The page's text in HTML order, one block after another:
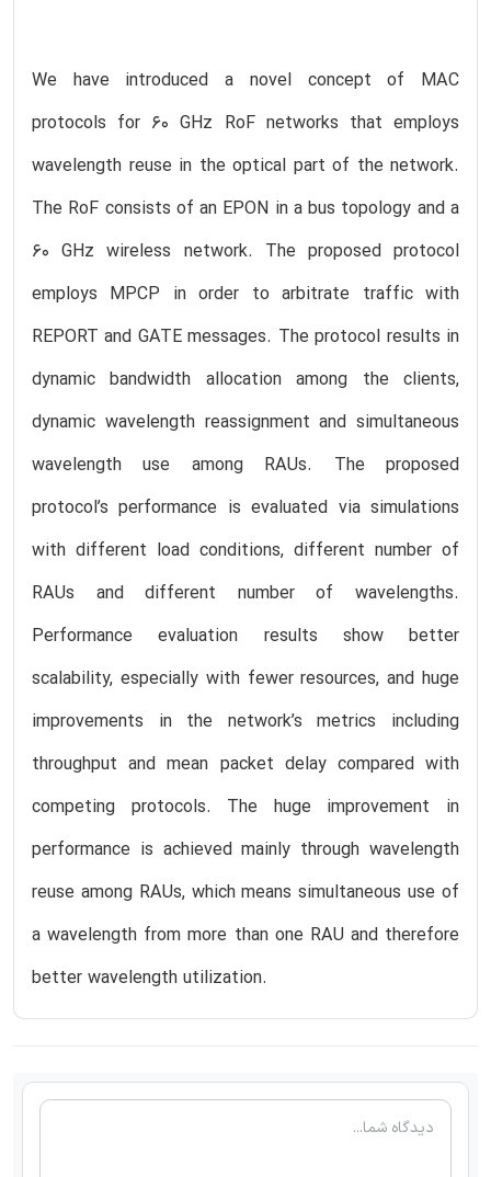
We have introduced a novel concept of MAC
protocols for 60 GHz RoF networks that employs
wavelength reuse in the optical part of the network.
The RoF consists of an EPON in a bus topology and a
60 GHz wireless network. The proposed protocol
employs MPCP in order to arbitrate traffic with
REPORT and GATE messages. The protocol results in
dynamic bandwidth allocation among the clients,
dynamic wavelength reassignment and simultaneous
wavelength use among RAUs. The proposed
protocol’s performance is evaluated via simulations
with different load conditions, different number of
RAUs and different number of wavelengths.
Performance evaluation results show better
scalability, especially with fewer resources, and huge
improvements in the network’s metrics including
throughput and mean packet delay compared with
competing protocols. The huge improvement in
performance is achieved mainly through wavelength
reuse among RAUs, which means simultaneous use of
a wavelength from more than one RAU and therefore
better wavelength utilization.